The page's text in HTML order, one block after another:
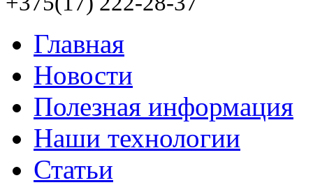
Главная
Новости
Полезная информация
Наши технологии
Статьи